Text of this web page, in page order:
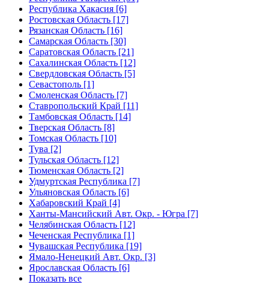
Республика Хакасия [6]
Ростовская Область [17]
Рязанская Область [16]
Самарская Область [30]
Саратовская Область [21]
Сахалинская Область [12]
Свердловская Область [5]
Севастополь [1]
Смоленская Область [7]
Ставропольский Край [11]
Тамбовская Область [14]
Тверская Область [8]
Томская Область [10]
Тува [2]
Тульская Область [12]
Тюменская Область [2]
Удмуртская Республика [7]
Ульяновская Область [6]
Хабаровский Край [4]
Ханты-Мансийский Авт. Окр. - Югра [7]
Челябинская Область [12]
Чеченская Республика [1]
Чувашская Республика [19]
Ямало-Ненецкий Авт. Окр. [3]
Ярославская Область [6]
Показать все